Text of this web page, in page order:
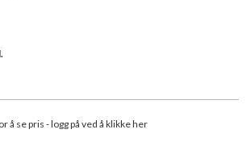
å se pris - logg på ved å klikke her